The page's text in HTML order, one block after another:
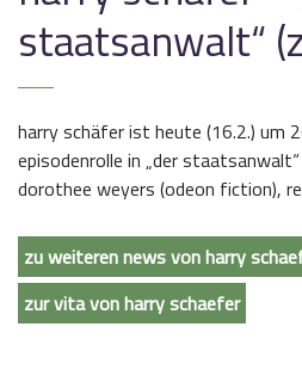
staatsanwalt“
harry schäfer ist heute (16.2.) um
episodenrolle in „der
dorothee weyers (odeon fiction),
zu weiteren news von harry
zur vita von harry schaefer